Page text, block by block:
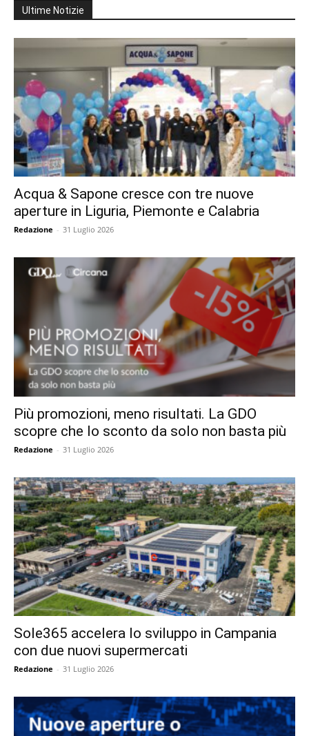
Ultime Notizie
Acqua & Sapone cresce con tre nuove
aperture in Liguria, Piemonte e Calabria
Redazione - 31 Luglio 2026
Più promozioni, meno risultati. La GDO
scopre che lo sconto da solo non basta più
Redazione - 31 Luglio 2026
Sole365 accelera lo sviluppo in Campania
con due nuovi supermercati
Redazione - 31 Luglio 2026